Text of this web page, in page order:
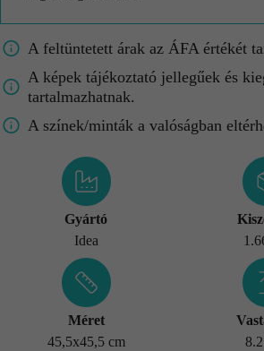
A feltüntetett árak az ÁFA értékét
A képek tájékoztató jellegűek és
tartalmazhatnak.
A színek/minták a valóságban
Gyártó
Idea
Méret
45,5x45,5 cm